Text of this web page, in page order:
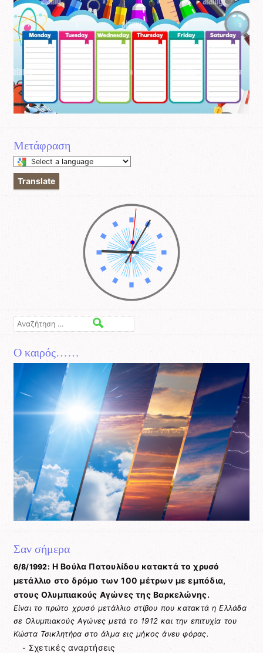
Μετάφραση
Select
a
language
Translate
Αναζήτηση
Ο καιρός……
Σαν σήμερα
6/8/1992: Η Βούλα Πατουλίδου κατακτά το χρυσό
μετάλλιο στο δρόμο των 100 μέτρων με εμπόδια,
στους Ολυμπιακούς Αγώνες της Βαρκελώνης.
Είναι το πρώτο χρυσό μετάλλιο στίβου που κατακτά η Ελλάδα
σε Ολυμπιακούς Αγώνες μετά το 1912 και την επιτυχία του
Κώστα Τσικλητήρα στο άλμα εις μήκος άνευ φόρας.
- Σχετικές αναρτήσεις